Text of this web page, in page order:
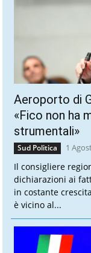
Aeroporto di
«Fico non ha
strumentali»
Sud Politica 1
Il consigliere
dichiarazioni ai
in costante
è vicino al...